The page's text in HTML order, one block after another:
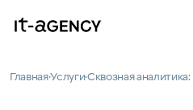
ГлавнаяУслугиСквозная